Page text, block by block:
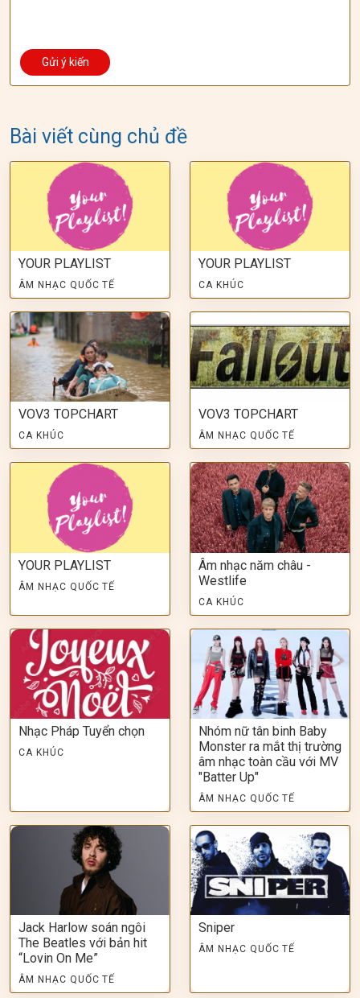
Bài viết cùng chủ đề
YOUR PLAYLIST
ÂM NHẠC QUỐC TẾ
YOUR PLAYLIST
CA KHÚC
VOV3 TOPCHART
CA KHÚC
VOV3 TOPCHART
ÂM NHẠC QUỐC TẾ
YOUR PLAYLIST
ÂM NHẠC QUỐC TẾ
Âm nhạc năm châu -
Westlife
CA KHÚC
Nhạc Pháp Tuyển chọn
CA KHÚC
Nhóm nữ tân binh Baby
Monster ra mắt thị trường
âm nhạc toàn cầu với MV
"Batter Up"
ÂM NHẠC QUỐC TẾ
Jack Harlow soán ngôi
The Beatles với bản hit
“Lovin On Me”
ÂM NHẠC QUỐC TẾ
Sniper
ÂM NHẠC QUỐC TẾ